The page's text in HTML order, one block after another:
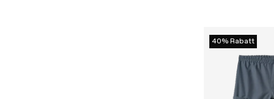
40% Rabatt